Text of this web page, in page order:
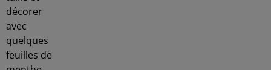
décorer
avec
quelques
feuilles de